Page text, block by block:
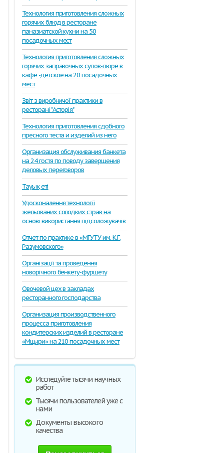
Технология приготовления сложных
горячих блюд в ресторане
паназиатской кухни на 50
посадочных мест
Технология приготовления сложных
горячих заправочных супов-пюре в
кафе -детское на 20 посадочных
мест
Звіт з виробничої практики в
ресторані "Асторія"
Технология приготовления сдобного
пресного теста и изделий из него
Организация обслуживания банкета
на 24 гостя по поводу завершения
деловых переговоров
Тауық еті
Удосконалення технології
жельованих солодких страв на
основі використання підсоложувачів
Отчет по практике в «МГУТУ им. К.Г.
Разумовского»
Організації та проведення
новорічного бенкету-фуршету
Овочевой цех в закладах
ресторанного господарства
Организация производственного
процесса приготовления
кондитерских изделий в ресторане
«Мцыри» на 210 посадочных мест
Исследуйте тысячи научных
работ
Тысячи пользователей уже с
нами
Документы высокого
качества